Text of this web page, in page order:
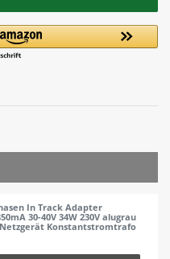
In Track Adapter
30-40V 34W 230V alugrau
Konstantstromtrafo